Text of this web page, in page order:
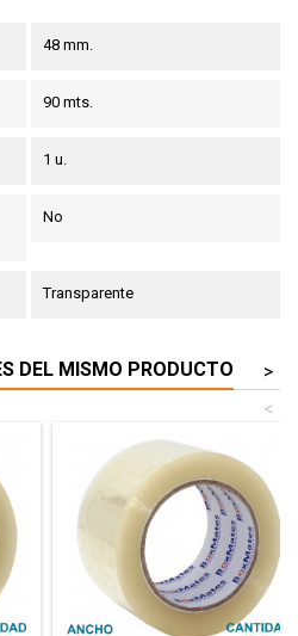
48 mm.
90 mts.
1 u.
No
Transparente
DEL MISMO PRODUCTO
>
<